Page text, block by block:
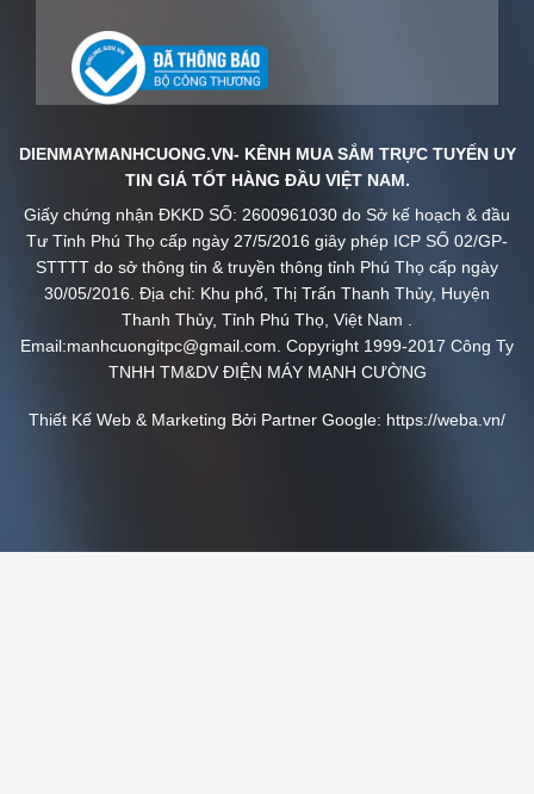
DIENMAYMANHCUONG.VN- KÊNH MUA SẮM TRỰC TUYẾN UY
TIN GIÁ TỐT HÀNG ĐẦU VIỆT NAM.
Giấy chứng nhận ĐKKD SỐ: 2600961030 do Sở kế hoạch & đầu
Tư Tỉnh Phú Thọ cấp ngày 27/5/2016 giây phép ICP SỐ 02/GP-
STTTT do sở thông tin & truyền thông tỉnh Phú Thọ cấp ngày
30/05/2016. Địa chỉ: Khu phố, Thị Trấn Thanh Thủy, Huyện
Thanh Thủy, Tỉnh Phú Thọ, Việt Nam .
Email:manhcuongitpc@gmail.com. Copyright 1999-2017 Công Ty
TNHH TM&DV ĐIỆN MÁY MẠNH CƯỜNG
Thiết Kế Web & Marketing Bởi Partner Google: https://weba.vn/